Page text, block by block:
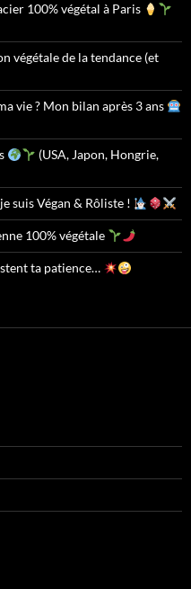
100% végétal à Paris
végétale de la tendance (et
vie ? Mon bilan après 3 ans
(USA, Japon, Hongrie,
suis Végan & Rôliste !
100% végétale
ta patience…